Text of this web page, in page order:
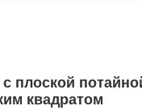
квадратом